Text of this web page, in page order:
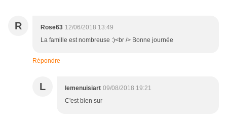
R Rose63 12/06/2018 13:49
La famille est nombreuse :)<br /> Bonne journée
Répondre
L lemenuisiart 09/08/2018 19:21
C'est bien sur